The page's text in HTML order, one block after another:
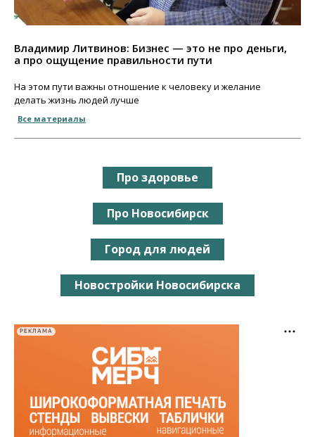
Владимир Литвинов: Бизнес — это не про деньги,
а про ощущение правильности пути
На этом пути важны отношение к человеку и желание
делать жизнь людей лучше
Все материалы
Про здоровье
Про Новосибирск
Город для людей
Новостройки Новосибирска
РЕКЛАМА